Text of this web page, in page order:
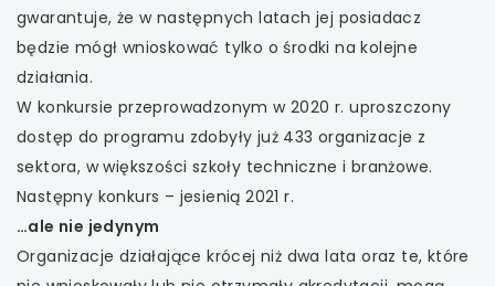
gwarantuje, że w następnych latach jej posiadacz
będzie mógł wnioskować tylko o środki na kolejne
działania.
W konkursie przeprowadzonym w 2020 r. uproszczony
dostęp do programu zdobyły już 433 organizacje z
sektora, w większości szkoły techniczne i branżowe.
Następny konkurs – jesienią 2021 r.
…ale nie jedynym
Organizacje działające krócej niż dwa lata oraz te, które